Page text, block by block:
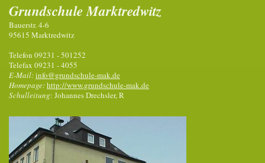
Grundschule Marktredwitz
Bauerstr. 4-6
95615 Marktredwitz
Telefon 09231 - 501252
Telefax 09231 - 4055
E-Mail:info@grundschule-mak.de
Homepage:http://www.grundschule-mak.de
Schulleitung: Johannes Drechsler, R